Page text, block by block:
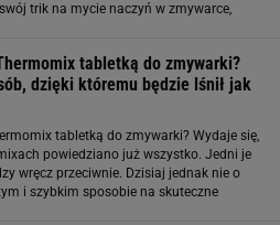
trik na mycie naczyń w zmywarce,
tabletką do zmywarki?
dzięki któremu będzie lśnił jak
tabletką do zmywarki? Wydaje się,
powiedziano już wszystko. Jedni je
wręcz przeciwnie. Dzisiaj jednak nie o
i szybkim sposobie na skuteczne